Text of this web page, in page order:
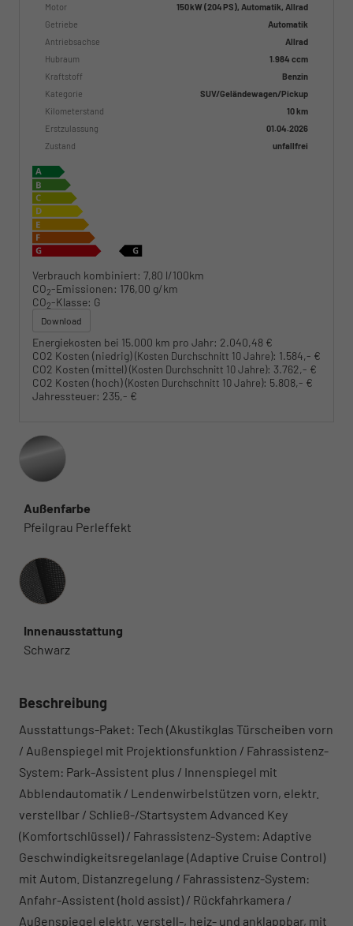
Motor
150 kW (204 PS), Automatik, Allrad
Getriebe
Automatik
Antriebsachse
Allrad
Hubraum
1.984 ccm
Kraftstoff
Benzin
Kategorie
SUV/Geländewagen/Pickup
Kilometerstand
10 km
Erstzulassung
01.04.2026
Zustand
unfallfrei
Verbrauch kombiniert: 7,80 l/100km
CO2-Emissionen: 176,00 g/km
CO2-Klasse: G
Download
Energiekosten bei 15.000 km pro Jahr: 2.040,48 €
CO2 Kosten (niedrig)(Kosten Durchschnitt 10 Jahre): 1.584,- €
CO2 Kosten (mittel)(Kosten Durchschnitt 10 Jahre): 3.762,- €
CO2 Kosten (hoch)(Kosten Durchschnitt 10 Jahre): 5.808,- €
Jahressteuer: 235,- €
Außenfarbe
Pfeilgrau Perleffekt
Innenausstattung
Innenausstattung
Schwarz
Beschreibung
Ausstattungs-Paket: Tech (Akustikglas Türscheiben vorn
/ Außenspiegel mit Projektionsfunktion / Fahrassistenz-
System: Park-Assistent plus / Innenspiegel mit
Abblendautomatik / Lendenwirbelstützen vorn, elektr.
verstellbar / Schließ-/Startsystem Advanced Key
(Komfortschlüssel) / Fahrassistenz-System: Adaptive
Geschwindigkeitsregelanlage (Adaptive Cruise Control)
mit Autom. Distanzregelung / Fahrassistenz-System:
Anfahr-Assistent (hold assist) / Rückfahrkamera /
Außenspiegel elektr. verstell-, heiz- und anklappbar, mit